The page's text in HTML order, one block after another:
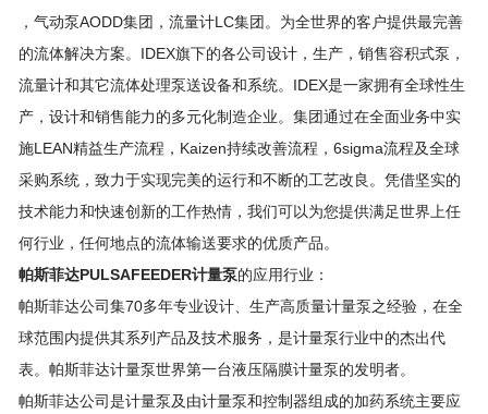
，气动泵AODD集团，流量计LC集团。为全世界的客户提供最完善
的流体解决方案。IDEX旗下的各公司设计，生产，销售容积式泵，
流量计和其它流体处理泵送设备和系统。IDEX是一家拥有全球性生
产，设计和销售能力的多元化制造企业。集团通过在全面业务中实
施LEAN精益生产流程，Kaizen持续改善流程，6sigma流程及全球
采购系统，致力于实现完美的运行和不断的工艺改良。凭借坚实的
技术能力和快速创新的工作热情，我们可以为您提供满足世界上任
何行业，任何地点的流体输送要求的优质产品。
帕斯菲达PULSAFEEDER计量泵的应用行业：
帕斯菲达公司集70多年专业设计、生产高质量计量泵之经验，在全
球范围内提供其系列产品及技术服务，是计量泵行业中的杰出代
表。帕斯菲达计量泵世界第一台液压隔膜计量泵的发明者。
帕斯菲达公司是计量泵及由计量泵和控制器组成的加药系统主要应